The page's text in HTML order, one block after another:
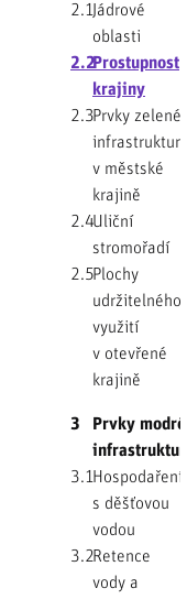
2.1 Jádrové
oblasti
2.2Prostupnost
krajiny
2.3Prvky zelené
infrastruktury
v městské
krajině
2.4Uliční
stromořadí
2.5Plochy
udržitelného
využití
v otevřené
krajině
3
Prvky modré
infrastruktury
3.1 Hospodaření
s děšťovou
vodou
3.2Retence
vody a